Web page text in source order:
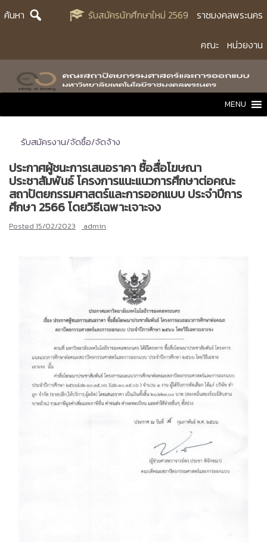
Skipค้นหา รับสมัครนักศึกษาใหม่ 2569 ราชมงคลพระนคร
คณะ หน่วยงาน
MENU
รับสมัครงาน/จัดซื้อ/จัดจ้าง
ประกาศผู้ชนะการเสนอราคา ซื้อสื่อโฆษณา
ประชาสัมพันธ์ โครงการแนะแนวการศึกษาต่อคณะ
สถาปัตยกรรมศาสตร์และการออกแบบ ประจำปีการ
ศึกษา 2566 โดยวิธีเฉพาะเจาะจง
Posted 15/02/2023 admin